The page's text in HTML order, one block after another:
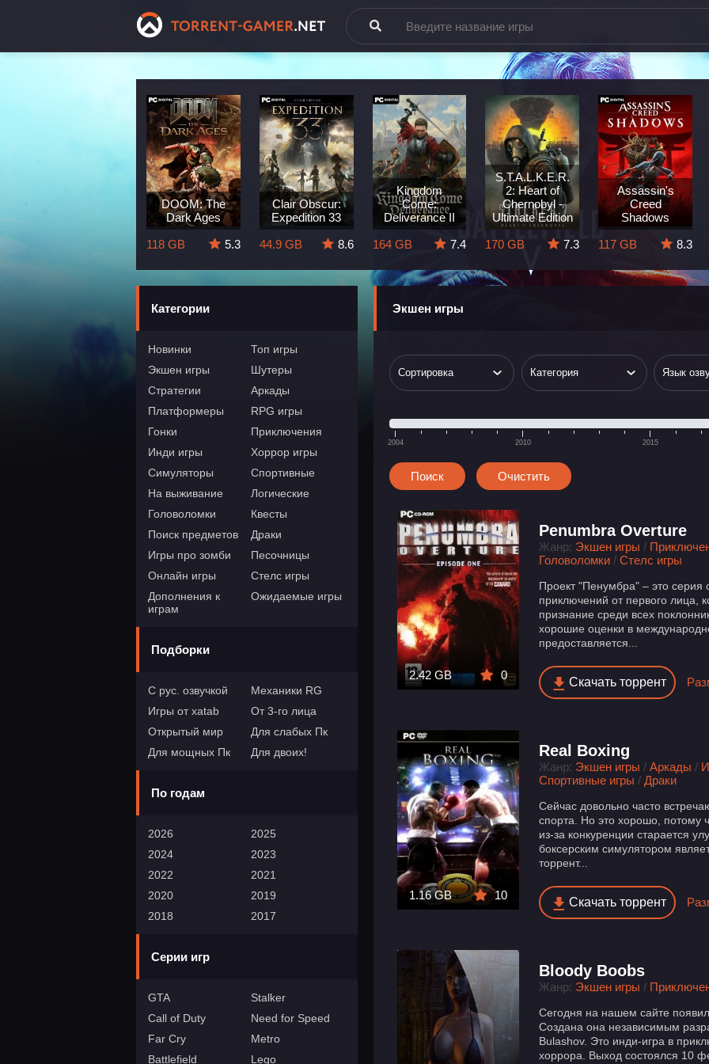
DOOM: The
Dark Ages
118 GB
5.3
Clair Obscur:
Expedition 33
44.9 GB
8.6
Kingdom
Come:
Deliverance II
164 GB
7.4
S.T.A.L.K.E.R.
2: Heart of
Chernobyl -
Ultimate Edition
170 GB
7.3
Assassin's
Creed
Shadows
117 GB
8.3
Категории
Новинки
Топ игры
Экшен игры
Шутеры
Стратегии
Аркады
Платформеры
RPG игры
Гонки
Приключения
Инди игры
Хоррор игры
Симуляторы
Спортивные
На выживание
Логические
Головоломки
Квесты
Поиск предметов
Драки
Игры про зомби
Песочницы
Онлайн игры
Стелс игры
Дополнения к
играм
Ожидаемые игры
Подборки
С рус. озвучкой
Механики RG
Игры от xatab
От 3-го лица
Открытый мир
Для слабых Пк
Для мощных Пк
Для двоих!
По годам
2026
2025
2024
2023
2022
2021
2020
2019
2018
2017
Серии игр
GTA
Stalker
Call of Duty
Need for Speed
Far Cry
Metro
Battlefield
Lego
Экшен игры
2004 2010 2015
2.42 GB 0
Penumbra Overture
Жанр: Экшен игры /
Головоломки /Стелс игры
Проект "Пенумбра" – это серия
приключений от первого лица,
признание среди всех
хорошие оценки в
предоставляется...
Скачать торрент
1.16 GB 10
Real Boxing
Жанр: Экшен игры /Аркады /
Спортивные игры /Драки
Сейчас довольно часто
спорта. Но это хорошо, потому
из-за конкуренции старается
боксерским симулятором
торрент...
Скачать торрент
Bloody Boobs
Жанр: Экшен игры /
Сегодня на нашем сайте
Создана она независимым
Bulashov. Это инди-игра в
хоррора. Выход состоялся 10